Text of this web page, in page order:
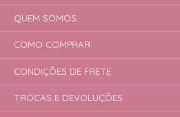
QUEM SOMOS
COMO COMPRAR
CONDIÇÕES DE FRETE
TROCAS E DEVOLUÇÕES